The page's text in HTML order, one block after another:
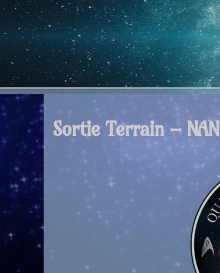
Que la paix prévale sur la
Sortie Terrain –